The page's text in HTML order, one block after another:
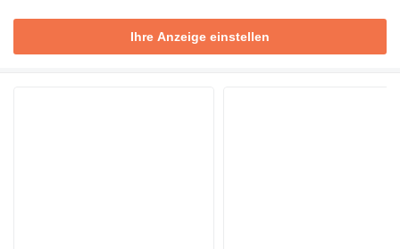
Ihre Anzeige einstellen